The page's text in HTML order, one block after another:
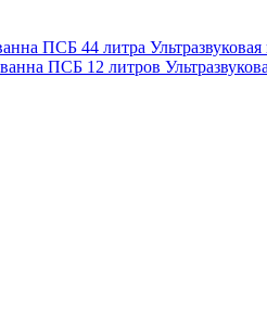
ПСБ 44 литра
ванна ПСБ 12 литров